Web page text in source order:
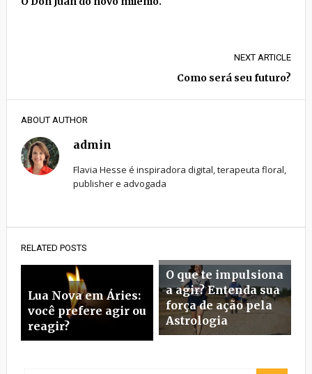
NEXT ARTICLE
Como será seu futuro?
ABOUT AUTHOR
admin
Flavia Hesse é inspiradora digital, terapeuta floral,
publisher e advogada
RELATED POSTS
Lua Nova em Áries:
você prefere agir ou
reagir?
O que te impulsiona
a agir? Entenda sua
força de ação pela
Astrologia